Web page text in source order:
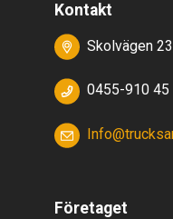
Kontakt
Skolvägen
0455-910 45
Företaget